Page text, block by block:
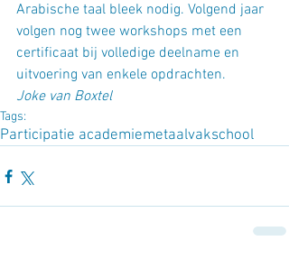
Arabische taal bleek nodig. Volgend jaar
volgen nog twee workshops met een
certificaat bij volledige deelname en
uitvoering van enkele opdrachten.
Joke van Boxtel
Tags:
Participatie academiemetaalvakschool